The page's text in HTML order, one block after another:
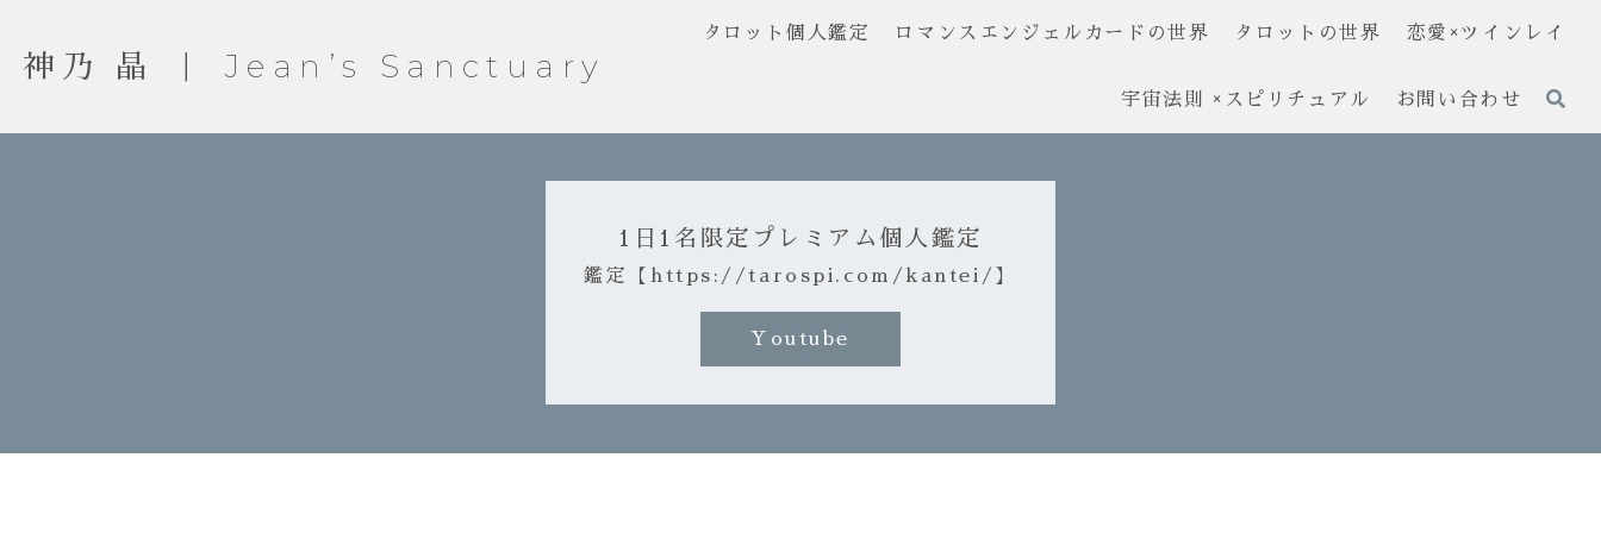
神乃 晶 ｜ Jean’s Sanctuary
タロット個人鑑定 ロマンスエンジェルカードの世界 タロットの世界 恋愛×ツインレイ
宇宙法則 ×スピリチュアル お問い合わせ
1日1名限定プレミアム個人鑑定
鑑定【https://tarospi.com/kantei/】
Youtube